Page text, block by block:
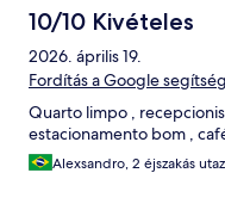
10/10 Kivételes
2026. április 19.
Fordítás a Google
Quarto limpo ,
estacionamento bom ,
Alexsandro, 2 éjszakás